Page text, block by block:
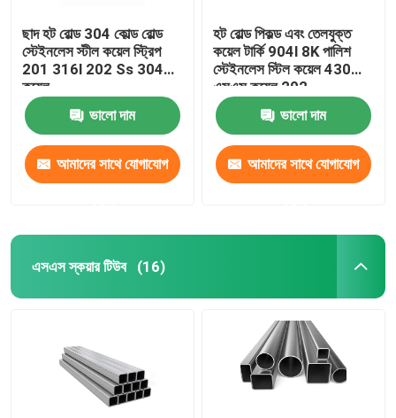
ছাদ হট রোল্ড 304 কোল্ড রোল্ড
স্টেইনলেস স্টীল কয়েল স্ট্রিপ
201 316l 202 Ss 304
কয়েল
ভালো দাম
আমাদের সাথে যোগাযোগ
হট রোল্ড পিকল্ড এবং তেলযুক্ত
কয়েল টার্কি 904l 8K পালিশ
স্টেইনলেস স্টিল কয়েল 430
এসএস কয়েল 202
ভালো দাম
আমাদের সাথে যোগাযোগ
এসএস স্কয়ার টিউব (16)